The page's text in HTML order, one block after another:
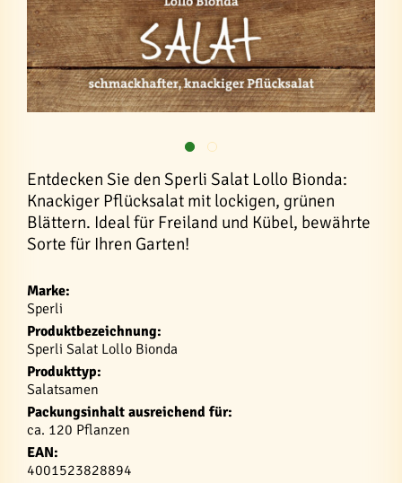
Entdecken Sie den Sperli Salat Lollo Bionda:
Knackiger Pflücksalat mit lockigen, grünen
Blättern. Ideal für Freiland und Kübel, bewährte
Sorte für Ihren Garten!
Marke:
Sperli
Produktbezeichnung:
Sperli Salat Lollo Bionda
Produkttyp:
Salatsamen
Packungsinhalt ausreichend für:
ca. 120 Pflanzen
EAN:
4001523828894